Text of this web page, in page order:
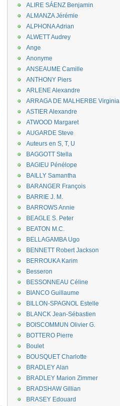
ALIRE SÁENZ Benjamin
ALMANZA Jérémie
ALPHONA Adrian
ALWETT Audrey
Ange
Anonyme
ANSEAUME Camille
ANTHONY Piers
ARLENE Alexandre
ARRAGA DE MALHERBE Virginia
ASTIER Alexandre
ATWOOD Margaret
AUGARDE Steve
Auteurs en S, T, U
BAGGOTT Stella
BAGIEU Pénélope
BAILLY Samantha
BARANGER François
BARRIE J. M.
BARROWS Annie
BEAGLE S. Peter
BEATON M.C.
BELLAGAMBA Ugo
BENNETT Robert Jackson
BERROUKA Karim
Besseron
BESSONNEAU Céline
BIANCO Guillaume
BILLON-SPAGNOL Estelle
BLANCK Jean-Sébastien
BOISCOMMUN Olivier G.
BOTTERO Pierre
Boulet
BOUSQUET Charlotte
BRADLEY Alan
BRADLEY Marion Zimmer
BRADSHAW Gillian
BRASEY Edouard